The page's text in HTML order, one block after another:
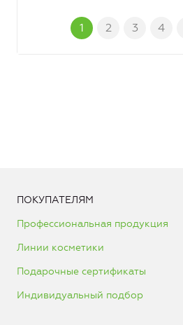
1 2 3 4
ПОКУПАТЕЛЯМ
Профессиональная продукция
Линии косметики
Подарочные сертификаты
Индивидуальный подбор